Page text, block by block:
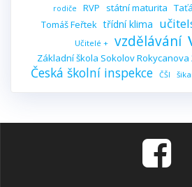
rodiče RVP státní maturita
Tomáš Feřtek třídní klima
Učitelé + vzdělávání
Základní škola Sokolov Rokycanova
Česká školní inspekce ČŠI